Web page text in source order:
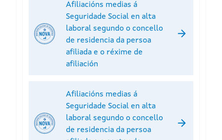
Afiliacións medias á
Seguridade Social en alta
laboral segundo o concello
de residencia da persoa
afiliada e o réxime de
afiliación
Afiliacións medias á
Seguridade Social en alta
laboral segundo o concello
de residencia da persoa